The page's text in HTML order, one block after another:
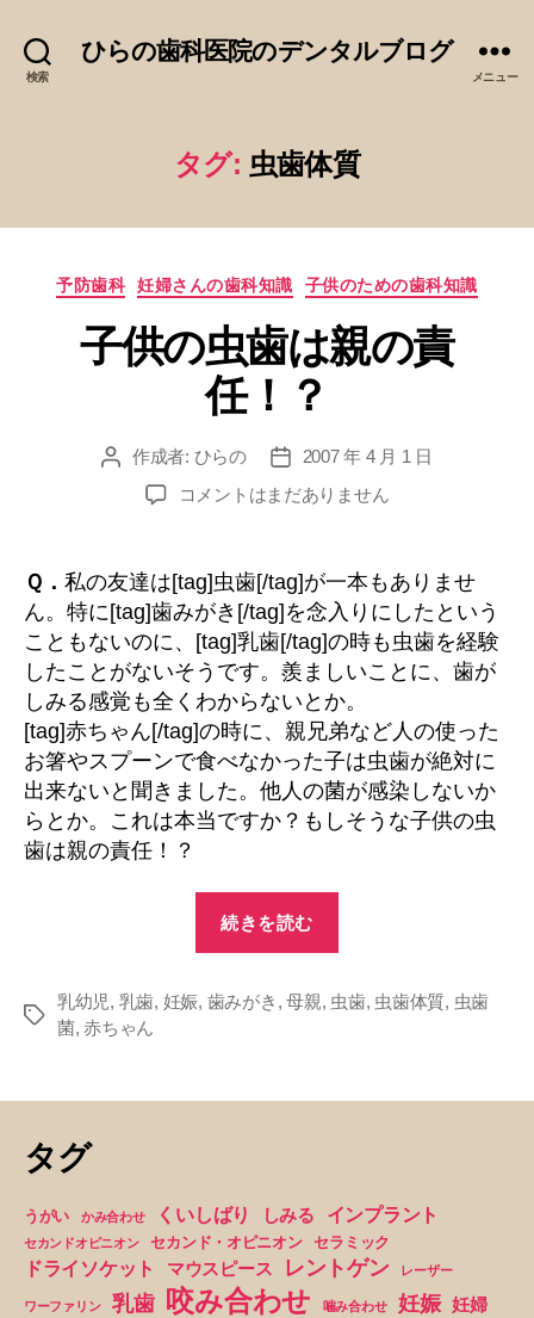
検索
ひらの歯科医院のデンタルブログ
メニュー
タグ: 虫歯体質
カ
ゴ
リ
ー
予防歯科 妊婦さんの歯科知識 子供のための歯科知識
子供の虫歯は親の責
任！？
投 作成者: ひらの
投
稿
日
2007 年 4 月 1 日
子
虫
歯
は
親
の
責
任！？
へ
の
コメントはまだありません
Ｑ． 私の友達は[tag]虫歯[/tag]が一本もありませ
ん。特に[tag]歯みがき[/tag]を念入りにしたという
こともないのに、[tag]乳歯[/tag]の時も虫歯を経験
したことがないそうです。羨ましいことに、歯が
しみる感覚も全くわからないとか。
[tag]赤ちゃん[/tag]の時に、親兄弟など人の使った
お箸やスプーンで食べなかった子は虫歯が絶対に
出来ないと聞きました。他人の菌が感染しないか
らとか。これは本当ですか？もしそうな子供の虫
歯は親の責任！？
続きを読む
虫
親
タ
乳幼児, 乳歯, 妊娠, 歯みがき ,母親, 虫歯, 虫歯体質, 虫歯
菌,赤ちゃん
タグ
うがい かみ合わせ くいしばり しみる インプラント
セカンドオピニオン セカンド・オピニオン セラミック
ドライソケット マウスピース レントゲン レーザー
ワーファリン 乳歯 咬み合わせ 噛み合わせ 妊娠 妊婦